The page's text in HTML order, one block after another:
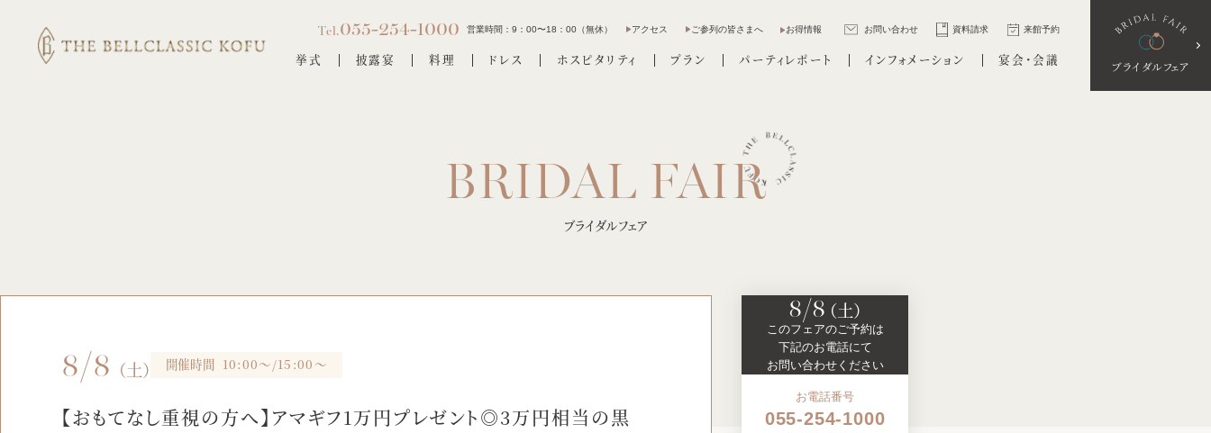
Tel.055-254-1000 営業時間：9：00〜18：00（無休） アクセス ご参列の皆さまへ お得情報 お問い合わせ 資料請求 来館予約
ブライダルフェア
挙式 披露宴 料理 ドレス ホスピタリティ プラン パーティレポート インフォメーション 宴会・会議
ブライダルフェア
8/8 （土） 開催時間 10:00～/15:00～
【おもてなし重視の方へ】アマギフ1万円プレゼント◎3万円相当の黒
8/8 （土）
このフェアのご予約は
下記のお電話にて
お問い合わせください
お電話番号
055-254-1000